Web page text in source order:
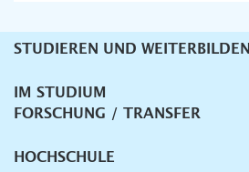
Unternavigation
STUDIEREN UND WEITERBILDEN
IM STUDIUM
FORSCHUNG / TRANSFER
HOCHSCHULE